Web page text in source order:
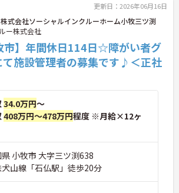
更新日：2026年06月16日
式会社ソーシャルインクルーホーム小牧三ツ渕
ー株式会社
市】年間休日114日☆障がい者グ
て施設管理者の募集です♪＜正社
34.0万円～
408万円～478万円程度 ※月給×12ヶ
小牧市 大字三ツ渕638
山線「石仏駅」徒歩20分